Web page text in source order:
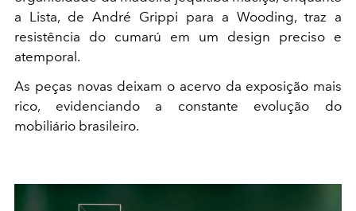
a Lista, de André Grippi para a Wooding, traz a
resistência do cumarú em um design preciso e
atemporal.
As peças novas deixam o acervo da exposição mais
rico, evidenciando a constante evolução do
mobiliário brasileiro.